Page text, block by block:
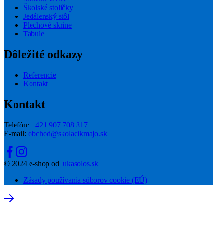
Školské stoličky
Jedálenský stôl
Plechové skrine
Tabule
Dôležité odkazy
Referencie
Kontakt
Kontakt
Telefón: +421 907 708 817
E-mail: obchod@skolacikmajo.sk
© 2024 e-shop od lukasolos.sk
Zásady používania súborov cookie (EÚ)